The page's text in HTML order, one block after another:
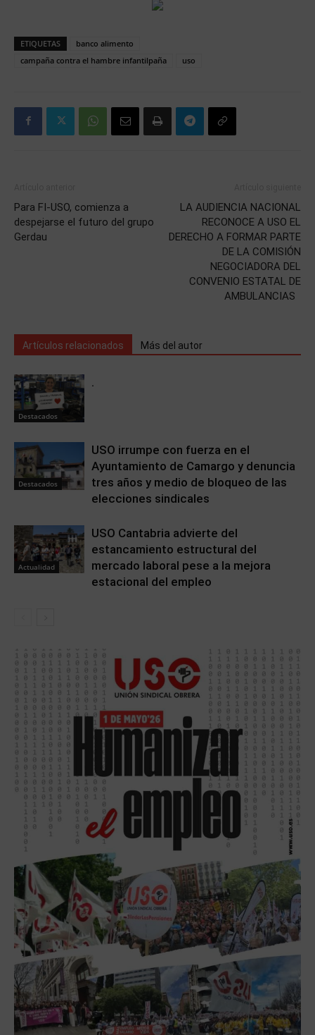
ETIQUETAS
banco alimento
campaña contra el hambre infantilpaña
uso
Para FI-USO, comienza a
despejarse el futuro del grupo
Gerdau
LA AUDIENCIA NACIONAL
RECONOCE A USO EL
DERECHO A FORMAR PARTE
DE LA COMISIÓN
NEGOCIADORA DEL
CONVENIO ESTATAL DE
AMBULANCIAS
Artículos relacionados Más del autor
Destacados
.
Destacados
USO irrumpe con fuerza en el
Ayuntamiento de Camargo y denuncia
tres años y medio de bloqueo de las
elecciones sindicales
Actualidad
USO Cantabria advierte del
estancamiento estructural del
mercado laboral pese a la mejora
estacional del empleo